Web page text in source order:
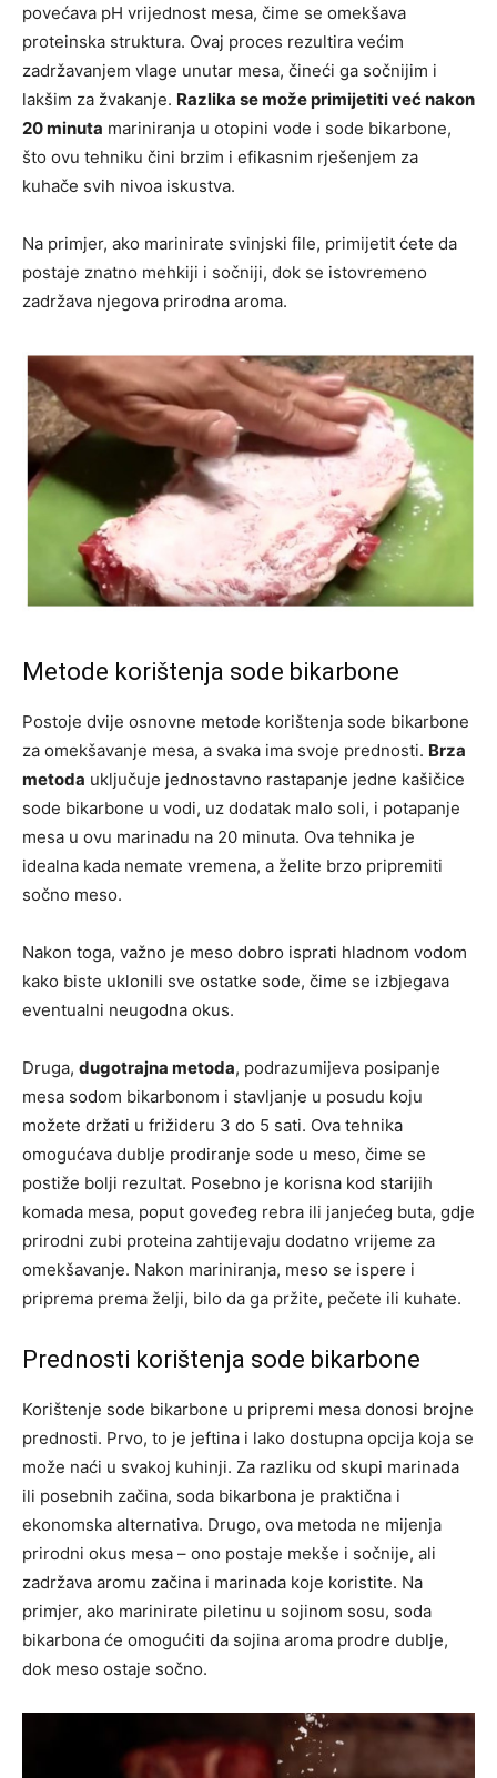
povećava pH vrijednost mesa, čime se omekšava
proteinska struktura. Ovaj proces rezultira većim
zadržavanjem vlage unutar mesa, čineći ga sočnijim i
lakšim za žvakanje. Razlika se može primijetiti već nakon
20 minuta mariniranja u otopini vode i sode bikarbone,
što ovu tehniku čini brzim i efikasnim rješenjem za
kuhače svih nivoa iskustva.
Na primjer, ako marinirate svinjski file, primijetit ćete da
postaje znatno mehkiji i sočniji, dok se istovremeno
zadržava njegova prirodna aroma.
Metode korištenja sode bikarbone
Postoje dvije osnovne metode korištenja sode bikarbone
za omekšavanje mesa, a svaka ima svoje prednosti. Brza
metoda uključuje jednostavno rastapanje jedne kašičice
sode bikarbone u vodi, uz dodatak malo soli, i potapanje
mesa u ovu marinadu na 20 minuta. Ova tehnika je
idealna kada nemate vremena, a želite brzo pripremiti
sočno meso.
Nakon toga, važno je meso dobro isprati hladnom vodom
kako biste uklonili sve ostatke sode, čime se izbjegava
eventualni neugodna okus.
Druga, dugotrajna metoda, podrazumijeva posipanje
mesa sodom bikarbonom i stavljanje u posudu koju
možete držati u frižideru 3 do 5 sati. Ova tehnika
omogućava dublje prodiranje sode u meso, čime se
postiže bolji rezultat. Posebno je korisna kod starijih
komada mesa, poput goveđeg rebra ili janjećeg buta, gdje
prirodni zubi proteina zahtijevaju dodatno vrijeme za
omekšavanje. Nakon mariniranja, meso se ispere i
priprema prema želji, bilo da ga pržite, pečete ili kuhate.
Prednosti korištenja sode bikarbone
Korištenje sode bikarbone u pripremi mesa donosi brojne
prednosti. Prvo, to je jeftina i lako dostupna opcija koja se
može naći u svakoj kuhinji. Za razliku od skupi marinada
ili posebnih začina, soda bikarbona je praktična i
ekonomska alternativa. Drugo, ova metoda ne mijenja
prirodni okus mesa – ono postaje mekše i sočnije, ali
zadržava aromu začina i marinada koje koristite. Na
primjer, ako marinirate piletinu u sojinom sosu, soda
bikarbona će omogućiti da sojina aroma prodre dublje,
dok meso ostaje sočno.